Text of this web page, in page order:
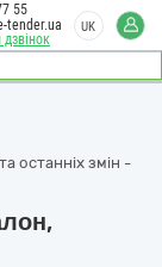
55
tender.ua
UK
останніх змін -